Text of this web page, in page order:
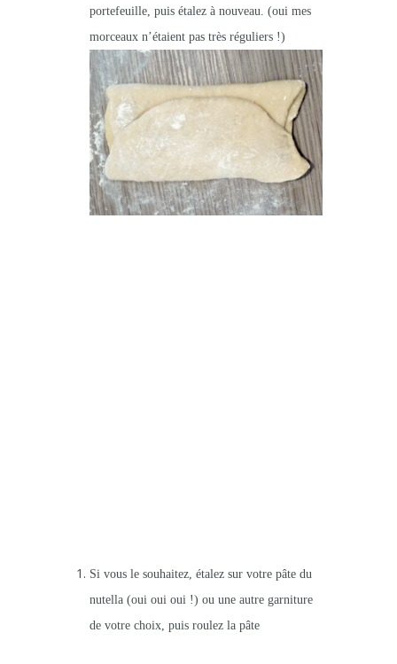
portefeuille, puis étalez à nouveau. (oui mes
morceaux n’étaient pas très réguliers !)
Si vous le souhaitez, étalez sur votre pâte du
nutella (oui oui oui !) ou une autre garniture
de votre choix, puis roulez la pâte